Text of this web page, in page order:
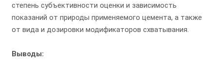
степень субъективности оценки и зависимость
показаний от природы применяемого цемента, а также
от вида и дозировки модификаторов схватывания.
Выводы: